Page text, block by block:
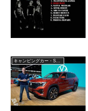
キャンピングカー・SUV人気車種